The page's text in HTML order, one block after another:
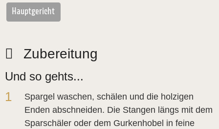
Hauptgericht
Zubereitung
Und so gehts...
1
Spargel waschen, schälen und die holzigen
Enden abschneiden. Die Stangen längs mit dem
Sparschäler oder dem Gurkenhobel in feine